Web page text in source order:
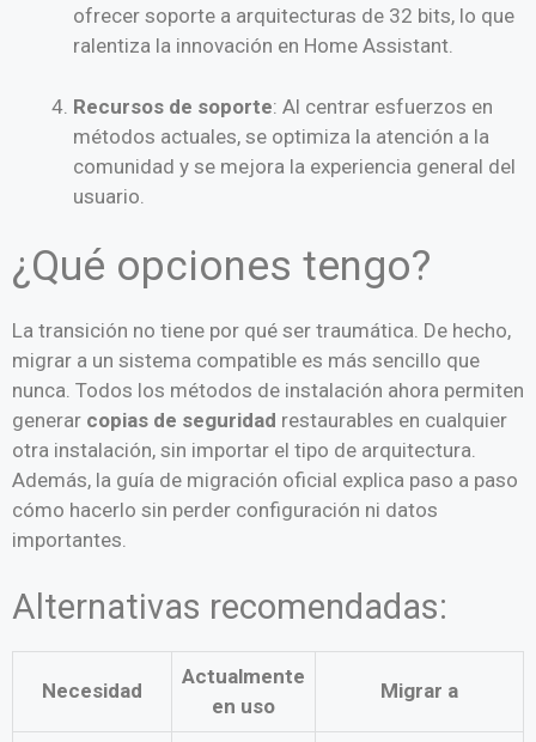
ofrecer soporte a arquitecturas de 32 bits, lo que
ralentiza la innovación en Home Assistant.
Recursos de soporte: Al centrar esfuerzos en
métodos actuales, se optimiza la atención a la
comunidad y se mejora la experiencia general del
usuario.
¿Qué opciones tengo?
La transición no tiene por qué ser traumática. De hecho,
migrar a un sistema compatible es más sencillo que
nunca. Todos los métodos de instalación ahora permiten
generar copias de seguridad restaurables en cualquier
otra instalación, sin importar el tipo de arquitectura.
Además, la guía de migración oficial explica paso a paso
cómo hacerlo sin perder configuración ni datos
importantes.
Alternativas recomendadas:
Necesidad
Actualmente
en uso
Migrar a